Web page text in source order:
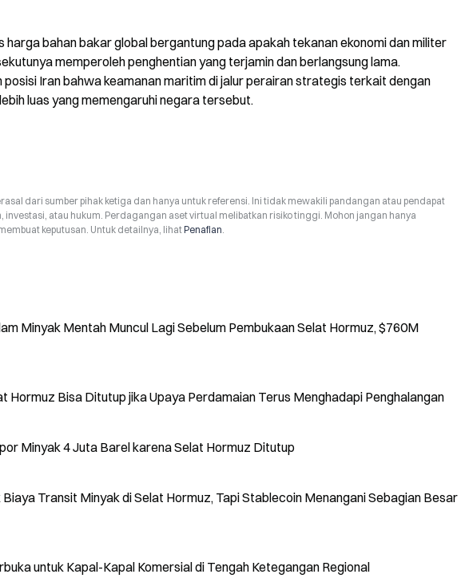
bahan bakar global bergantung pada apakah tekanan ekonomi dan militer
memperoleh penghentian yang terjamin dan berlangsung lama.
Iran bahwa keamanan maritim di jalur perairan strategis terkait dengan
luas yang memengaruhi negara tersebut.
dari sumber pihak ketiga dan hanya untuk referensi. Ini tidak mewakili pandangan atau pendapat
investasi, atau hukum. Perdagangan aset virtual melibatkan risiko tinggi. Mohon jangan hanya
keputusan. Untuk detailnya, lihatPenafian.
Minyak Mentah Muncul Lagi Sebelum Pembukaan Selat Hormuz, $760M
Hormuz Bisa Ditutup jika Upaya Perdamaian Terus Menghadapi Penghalangan
Minyak 4 Juta Barel karena Selat Hormuz Ditutup
Transit Minyak di Selat Hormuz, Tapi Stablecoin Menangani Sebagian Besar
untuk Kapal-Kapal Komersial di Tengah Ketegangan Regional